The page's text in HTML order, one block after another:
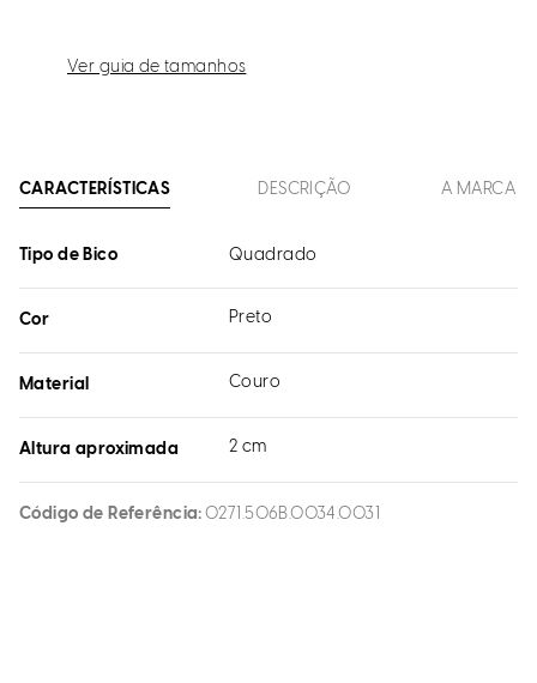
Ver guia de tamanhos
CARACTERÍSTICAS DESCRIÇÃO A MARCA
Tipo de Bico Quadrado
Cor Preto
Material Couro
Altura aproximada 2 cm
Código de Referência 0271.506B.0034.0031